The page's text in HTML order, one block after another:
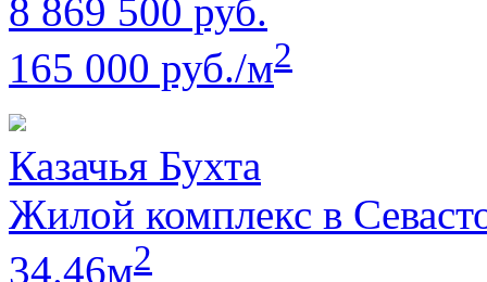
8 869 500 руб.
165 000 руб./м2
Казачья Бухта
Жилой комплекс в
34.46м2